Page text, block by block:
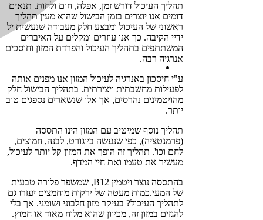
תהליך העיכול דורש זמן, אפלה, חום ולחות. תנאים
דומים אנו יוצרים בזמן הבישול שהוא מעין תהליך
ראשוני של העיכול ומבצע חלק מעבודה שנעשית יל
ידיי הקיבה. כך אנו עוזרים ומקלים על האיברים
המשתתפים בתהליך העיכול והפרדת המזון וחוסכים
אנרגיה רבה.
ע"י חיסכון באנרגיה לעיכול המזון אנו מפנים אותה
לפעילות מחשבתית ויצירתית. בתהליך הבישול חלק
מהויטמינים נהרסים, אך אלו שנשארים נספגים טוב
יותר.
תהליך נוסף שמיטיב עם המזון הינו התססה
(פרמנטציה), כפי שנעשה ביוגורט, לבנה, חמוצים,
לחם וכו'. תהליך זה הופך את המזון קל יותר לעיכול,
מעשיר את טעמו ואת חיי המדף.
בהתססה נוצר ויטמין B12, שמשפר פלורה טבעית
של המעי.כמות מעטה של ירקות מוחמצים יעזרו גם
לתהליך העיכול? בעיקר מזון חלבוני ושומני. אך בלי
להגזים במזון זה, מכיוון שהוא מלוח מאוד או חמוץ.